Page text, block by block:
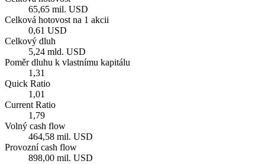
65,65 mil. USD
Celková hotovost na 1 akcii
0,61 USD
Celkový dluh
5,24 mld. USD
Poměr dluhu k vlastnímu kapitálu
1,31
Quick Ratio
1,01
Current Ratio
1,79
Volný cash flow
464,58 mil. USD
Provozní cash flow
898,00 mil. USD